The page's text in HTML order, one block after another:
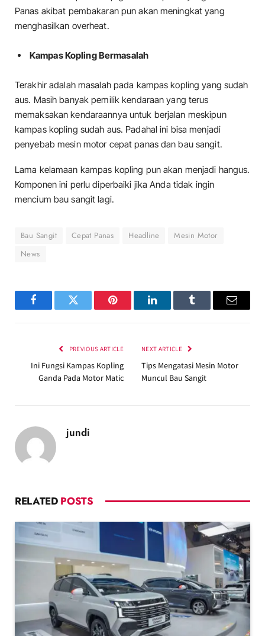
Panas akibat pembakaran pun akan meningkat yang
menghasilkan overheat.
Kampas Kopling Bermasalah
Terakhir adalah masalah pada kampas kopling yang sudah
aus. Masih banyak pemilik kendaraan yang terus
memaksakan kendaraannya untuk berjalan meskipun
kampas kopling sudah aus. Padahal ini bisa menjadi
penyebab mesin motor cepat panas dan bau sangit.
Lama kelamaan kampas kopling pun akan menjadi hangus.
Komponen ini perlu diperbaiki jika Anda tidak ingin
mencium bau sangit lagi.
Bau Sangit Cepat Panas Headline
Mesin Motor
News
FacebookTwitter Pinterest LinkedInTumblr Email
PREVIOUS ARTICLE
Ini Fungsi Kampas Kopling
Ganda Pada Motor Matic
NEXT ARTICLE
Tips Mengatasi Mesin Motor
Muncul Bau Sangit
jundi
RELATED POSTS